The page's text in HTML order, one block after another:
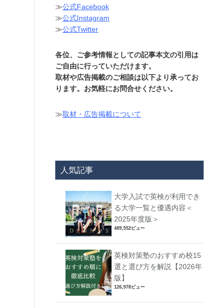
≫公式Facebook
≫公式Instagram
≫公式Twitter
各位、ご参考情報としての記事本文の引用は
ご自由に行っていただけます。
取材や広告掲載のご相談は以下より承ってお
ります。お気軽にお問合せください。
≫取材・広告掲載について
人気記事
大学入試で英検が利用でき
る大学一覧と優遇内容＜
2025年度版＞
489,552ビュー
英検対策塾のおすすめ校15
選と選び方を解説【2026年
版】
126,978ビュー